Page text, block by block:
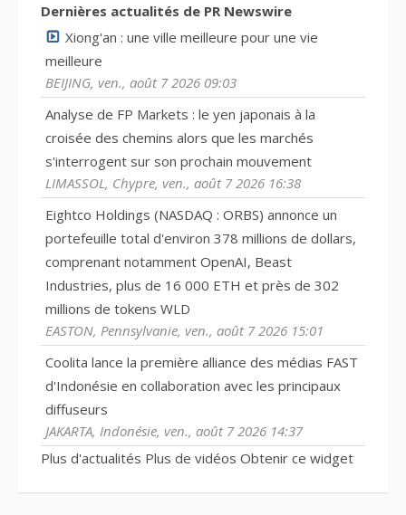
Dernières actualités de PR Newswire
Xiong'an : une ville meilleure pour une vie
meilleure
BEIJING, ven., août 7 2026 09:03
Analyse de FP Markets : le yen japonais à la
croisée des chemins alors que les marchés
s'interrogent sur son prochain mouvement
LIMASSOL, Chypre, ven., août 7 2026 16:38
Eightco Holdings (NASDAQ : ORBS) annonce un
portefeuille total d'environ 378 millions de dollars,
comprenant notamment OpenAI, Beast
Industries, plus de 16 000 ETH et près de 302
millions de tokens WLD
EASTON, Pennsylvanie, ven., août 7 2026 15:01
Coolita lance la première alliance des médias FAST
d'Indonésie en collaboration avec les principaux
diffuseurs
JAKARTA, Indonésie, ven., août 7 2026 14:37
Plus d'actualités Plus de vidéos Obtenir ce widget